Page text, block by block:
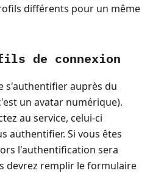
différents pour un même
de connexion
s'authentifier auprès du
un avatar numérique).
au service, celui-ci
authentifier. Si vous êtes
l'authentification sera
devrez remplir le formulaire